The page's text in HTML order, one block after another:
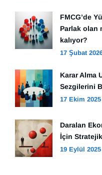
FMCG’de
Parlak olan
kalıyor?
17 Şubat
Karar Alma
Sezgilerini
17 Ekim 2025
Daralan
İçin
19 Eylül 2025